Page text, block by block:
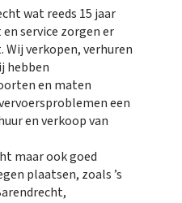
wat reeds 15 jaar
service zorgen er
Wij verkopen, verhuren
hebben
en maten
een
en verkoop van
maar ook goed
plaatsen, zoals ’s